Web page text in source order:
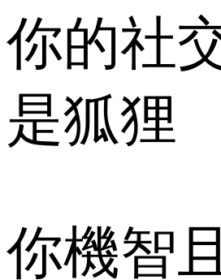
你的社
是狐狸
你機智